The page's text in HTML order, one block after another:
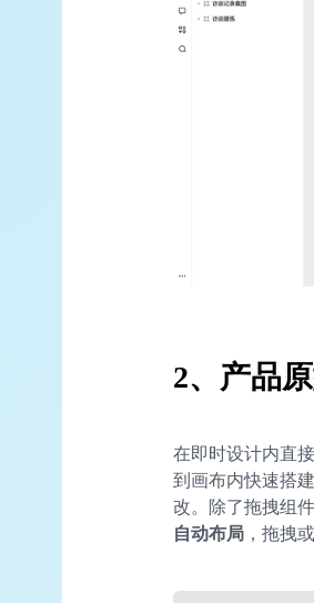
2、 产品
在即时设计内直
到画布内快速搭
改。除了拖拽组
自动布局 ，拖拽